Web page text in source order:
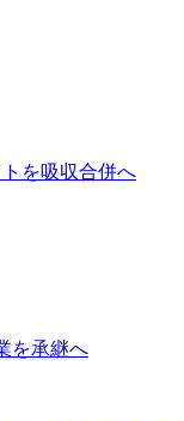
を吸収合併へ
を承継へ